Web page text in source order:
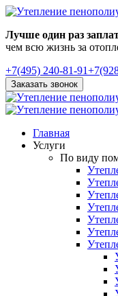
Лучше один раз
чем всю жизнь за
+7(495) 240-81-91
Заказать звонок
Главная
Услуги
По виду